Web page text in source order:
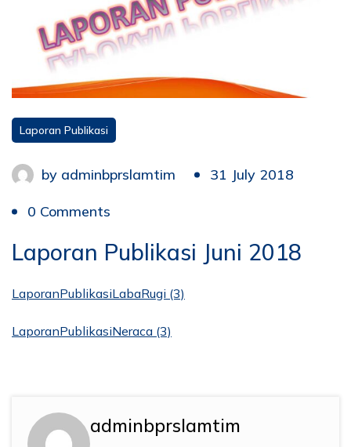
Laporan Publikasi
by adminbprslamtim 31 July 2018
0 Comments
Laporan Publikasi Juni 2018
LaporanPublikasiLabaRugi (3)
LaporanPublikasiNeraca (3)
adminbprslamtim